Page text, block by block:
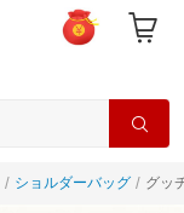
ショルダーバッグ グッ